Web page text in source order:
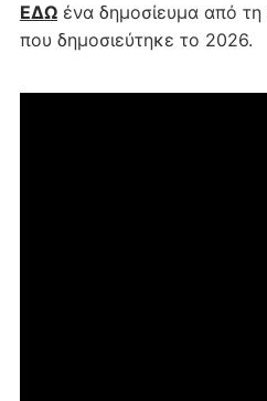
ΕΔΩένα δημοσίευμα από τη
που δημοσιεύτηκε το 2026.